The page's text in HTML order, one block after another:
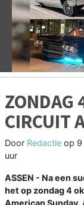
Vorige
ZONDAG
CIRCUIT
Door Redactie op
uur
ASSEN - Na een
het op zondag 4
American